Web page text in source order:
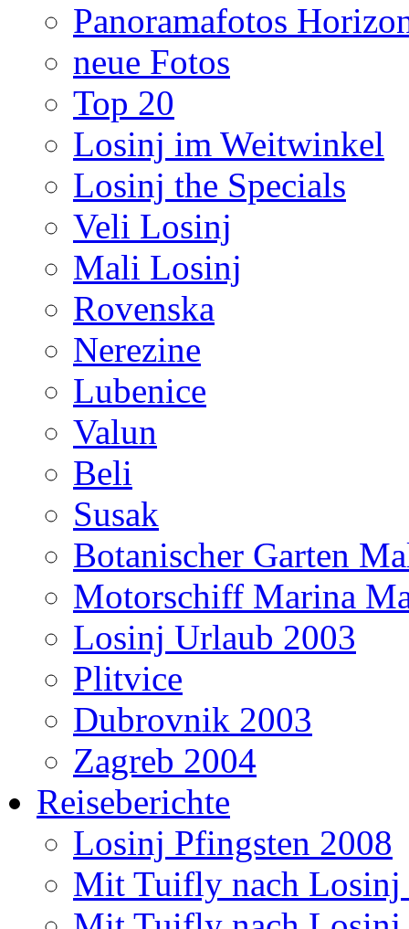
Panoramafotos
neue Fotos
Top 20
Losinj im Weitwinkel
Losinj the Specials
Veli Losinj
Mali Losinj
Rovenska
Nerezine
Lubenice
Valun
Beli
Susak
Botanischer Garten
Motorschiff Marina
Losinj Urlaub 2003
Plitvice
Dubrovnik 2003
Zagreb 2004
Reiseberichte
Losinj Pfingsten 2008
Mit Tuifly nach Losinj